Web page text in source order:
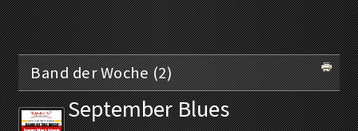
Band der Woche (2)
September Blues